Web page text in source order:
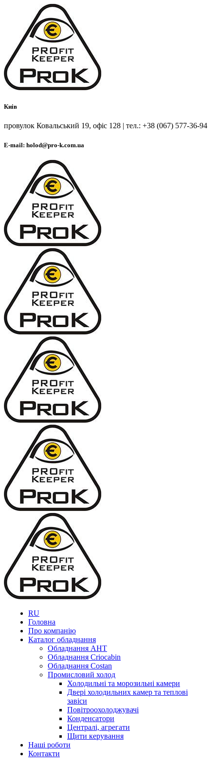
Киів
провулок Ковальський 19, офіс 128 | тел.: +38 (067) 577-36-94
E-mail: holod@pro-k.com.ua
RU
Головна
Про компанію
Каталог обладнання
Обладнання AHT
Обладнання Criocabin
Обладнання Costan
Промисловий холод
Холодильні та морозильні камери
Двері холодильних камер та теплові
завіси
Повітроохолоджувачі
Конденсатори
Централі, агрегати
Щити керування
Наші роботи
Контакти